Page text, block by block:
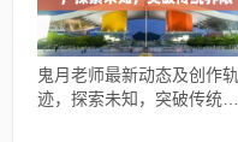
鬼月老师最新动态及创作轨
迹，探索未知，突破传统界